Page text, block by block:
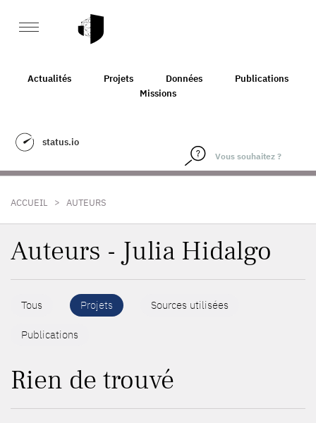
Actualités Projets Données
Publications
Missions
status.io
ACCUEIL > AUTEURS
Auteurs - Julia Hidalgo
Tous Projets Sources utilisées
Publications
Rien de trouvé